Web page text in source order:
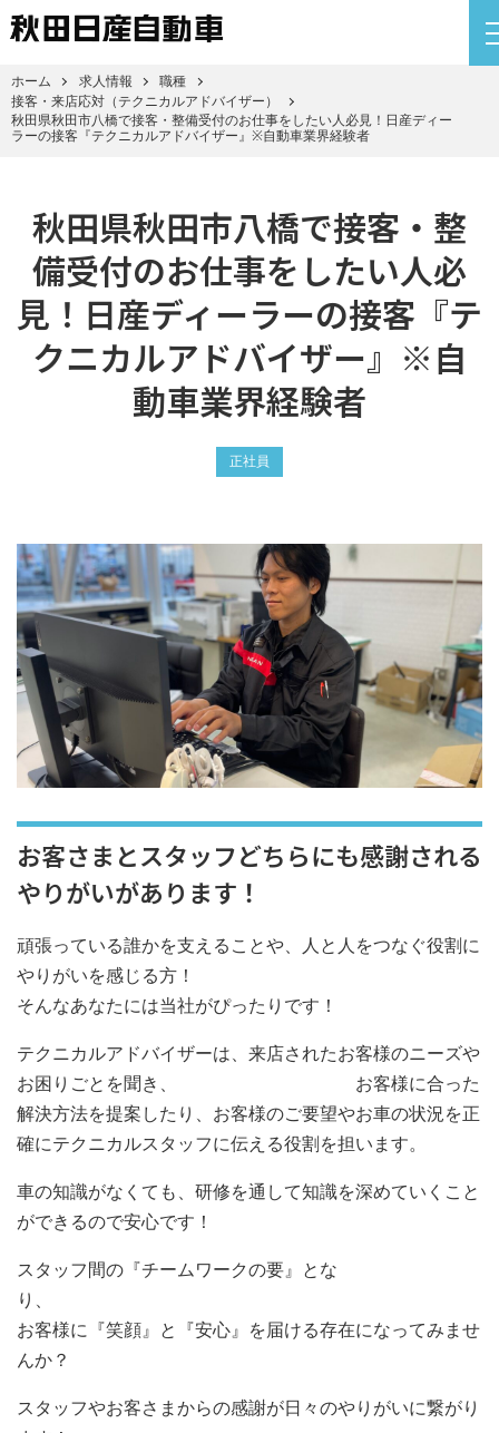
ホーム 求人情報
職種
接客・来店応対（テクニカルアドバイザー）
秋田県秋田市八橋で接客・整備受付のお仕事をしたい人必見！日産ディー
ラーの接客『テクニカルアドバイザー』※自動車業界経験者
秋田県秋田市八橋で接客・整
備受付のお仕事をしたい人必
見！日産ディーラーの接客『テ
クニカルアドバイザー』※自
動車業界経験者
正社員
お客さまとスタッフどちらにも感謝される
やりがいがあります！
頑張っている誰かを支えることや、人と人をつなぐ役割に
やりがいを感じる方！
そんなあなたには当社がぴったりです！
テクニカルアドバイザーは、来店されたお客様のニーズや
お困りごとを聞き、 お客様に合った
解決方法を提案したり、お客様のご要望やお車の状況を正
確にテクニカルスタッフに伝える役割を担います。
車の知識がなくても、研修を通して知識を深めていくこと
ができるので安心です！
スタッフ間の『チームワークの要』とな
り
お客様に『笑顔』と『安心』を届ける存在になってみませ
んか？
スタッフやお客さまからの感謝が日々のやりがいに繋がり